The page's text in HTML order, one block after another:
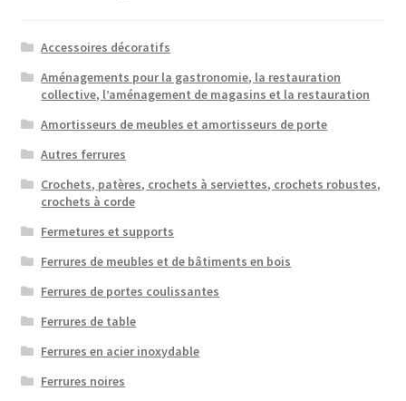
Accessoires décoratifs
Aménagements pour la gastronomie, la restauration
collective, l’aménagement de magasins et la restauration
Amortisseurs de meubles et amortisseurs de porte
Autres ferrures
Crochets, patères, crochets à serviettes, crochets robustes,
crochets à corde
Fermetures et supports
Ferrures de meubles et de bâtiments en bois
Ferrures de portes coulissantes
Ferrures de table
Ferrures en acier inoxydable
Ferrures noires